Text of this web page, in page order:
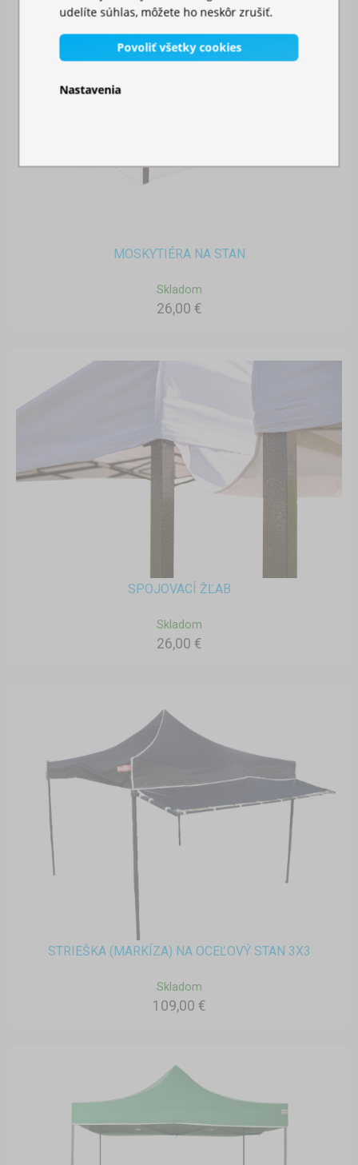
MOSKYTIÉRA NA STAN
Skladom
26,00 €
SPOJOVACÍ ŽĽAB
Skladom
26,00 €
STRIEŠKA (MARKÍZA) NA OCEĽOVÝ STAN 3X3
Skladom
109,00 €
udelíte súhlas, môžete ho neskôr zrušiť.
Povoliť všetky cookies
Nastavenia